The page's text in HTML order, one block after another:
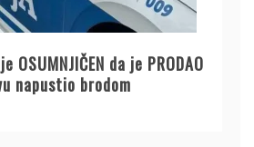
OSUMNJIČEN da je PRODAO
napustio brodom